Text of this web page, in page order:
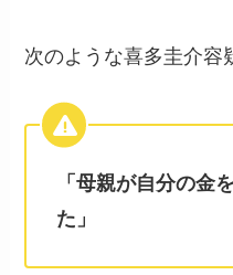
次のような喜多圭介容
「母親が自分の金
た」